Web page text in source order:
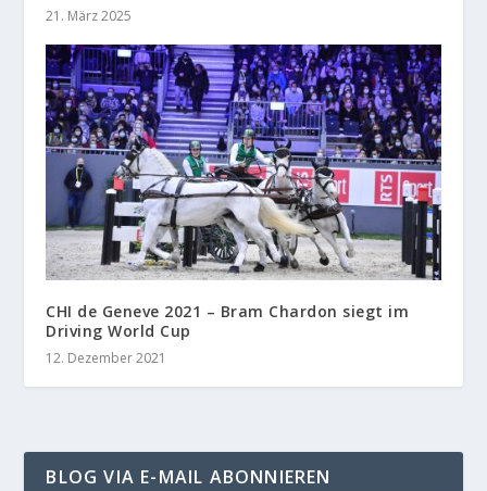
21. März 2025
CHI de Geneve 2021 – Bram Chardon siegt im
Driving World Cup
12. Dezember 2021
BLOG VIA E-MAIL ABONNIEREN